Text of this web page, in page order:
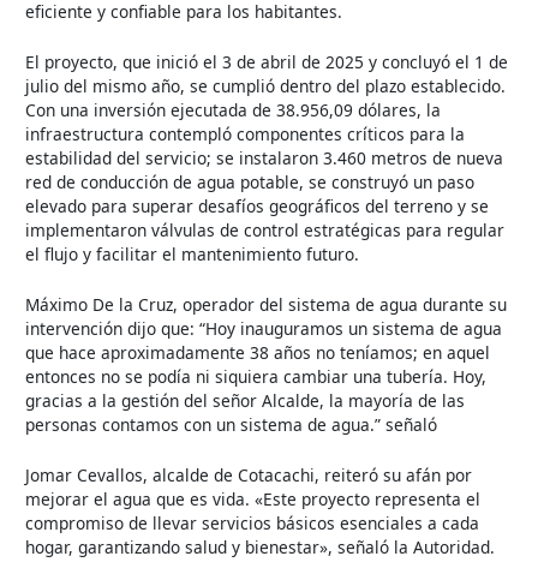
eficiente y confiable para los habitantes.
El proyecto, que inició el 3 de abril de 2025 y concluyó el 1 de
julio del mismo año, se cumplió dentro del plazo establecido.
Con una inversión ejecutada de 38.956,09 dólares, la
infraestructura contempló componentes críticos para la
estabilidad del servicio; se instalaron 3.460 metros de nueva
red de conducción de agua potable, se construyó un paso
elevado para superar desafíos geográficos del terreno y se
implementaron válvulas de control estratégicas para regular
el flujo y facilitar el mantenimiento futuro.
Máximo De la Cruz, operador del sistema de agua durante su
intervención dijo que: “Hoy inauguramos un sistema de agua
que hace aproximadamente 38 años no teníamos; en aquel
entonces no se podía ni siquiera cambiar una tubería. Hoy,
gracias a la gestión del señor Alcalde, la mayoría de las
personas contamos con un sistema de agua.” señaló
Jomar Cevallos, alcalde de Cotacachi, reiteró su afán por
mejorar el agua que es vida. «Este proyecto representa el
compromiso de llevar servicios básicos esenciales a cada
hogar, garantizando salud y bienestar», señaló la Autoridad.